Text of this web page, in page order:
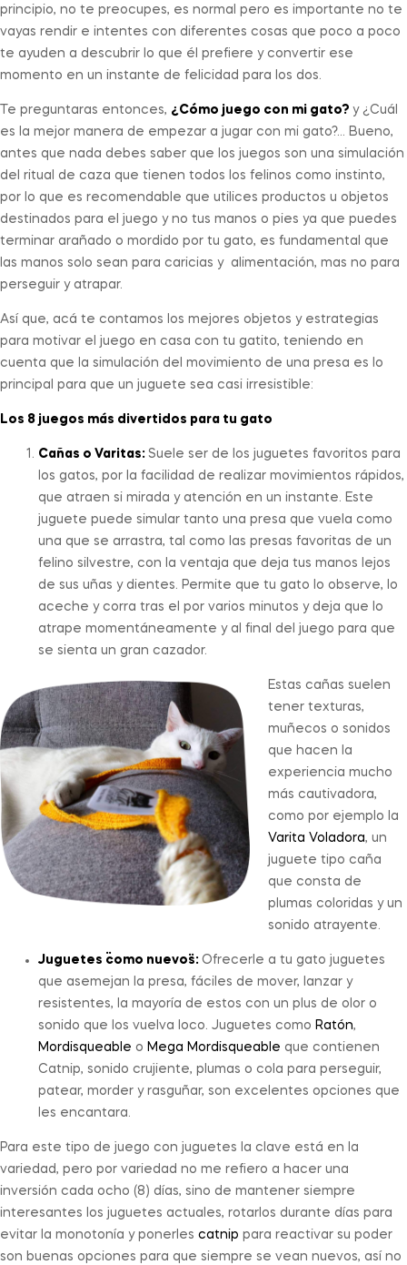
principio, no te preocupes, es normal pero es importante no te
vayas rendir e intentes con diferentes cosas que poco a poco
te ayuden a descubrir lo que él prefiere y convertir ese
momento en un instante de felicidad para los dos.
Te preguntaras entonces, ¿Cómo juego con mi gato? y ¿Cuál
es la mejor manera de empezar a jugar con mi gato?… Bueno,
antes que nada debes saber que los juegos son una simulación
del ritual de caza que tienen todos los felinos como instinto,
por lo que es recomendable que utilices productos u objetos
destinados para el juego y no tus manos o pies ya que puedes
terminar arañado o mordido por tu gato, es fundamental que
las manos solo sean para caricias y alimentación, mas no para
perseguir y atrapar.
Así que, acá te contamos los mejores objetos y estrategias
para motivar el juego en casa con tu gatito, teniendo en
cuenta que la simulación del movimiento de una presa es lo
principal para que un juguete sea casi irresistible:
Los 8 juegos más divertidos para tu gato
Cañas o Varitas: Suele ser de los juguetes favoritos para
los gatos, por la facilidad de realizar movimientos rápidos,
que atraen si mirada y atención en un instante. Este
juguete puede simular tanto una presa que vuela como
una que se arrastra, tal como las presas favoritas de un
felino silvestre, con la ventaja que deja tus manos lejos
de sus uñas y dientes. Permite que tu gato lo observe, lo
aceche y corra tras el por varios minutos y deja que lo
atrape momentáneamente y al final del juego para que
se sienta un gran cazador.
Estas cañas suelen
tener texturas,
muñecos o sonidos
que hacen la
experiencia mucho
más cautivadora,
como por ejemplo la
Varita Voladora, un
juguete tipo caña
que consta de
plumas coloridas y un
sonido atrayente.
Juguetes ¨como nuevos¨: Ofrecerle a tu gato juguetes
que asemejan la presa, fáciles de mover, lanzar y
resistentes, la mayoría de estos con un plus de olor o
sonido que los vuelva loco. Juguetes como Ratón,
Mordisqueable o Mega Mordisqueable que contienen
Catnip, sonido crujiente, plumas o cola para perseguir,
patear, morder y rasguñar, son excelentes opciones que
les encantara.
Para este tipo de juego con juguetes la clave está en la
variedad, pero por variedad no me refiero a hacer una
inversión cada ocho (8) días, sino de mantener siempre
interesantes los juguetes actuales, rotarlos durante días para
evitar la monotonía y ponerles catnip para reactivar su poder
son buenas opciones para que siempre se vean nuevos, así no